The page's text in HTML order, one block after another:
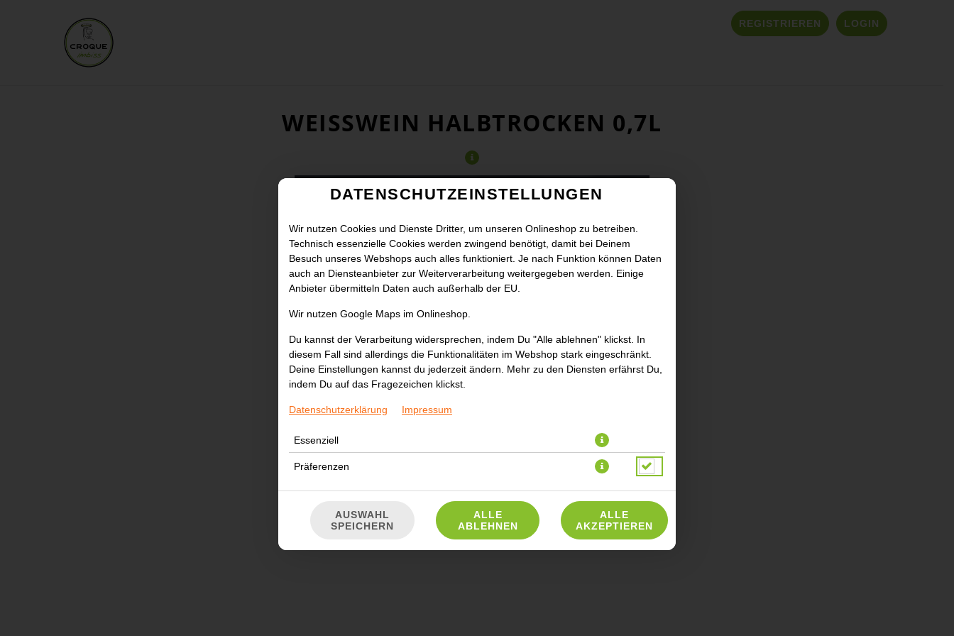
REGISTRIEREN LOGIN
WEISSWEIN HALBTROCKEN 0,7L
10,00 € *
* Die Preise können nach Auswahl des Stores variieren.
DATENSCHUTZEINSTELLUNGEN
Wir nutzen Cookies und Dienste Dritter, um unseren Onlineshop zu betreiben.
Technisch essenzielle Cookies werden zwingend benötigt, damit bei Deinem
Besuch unseres Webshops auch alles funktioniert. Je nach Funktion können Daten
auch an Diensteanbieter zur Weiterverarbeitung weitergegeben werden. Einige
Anbieter übermitteln Daten auch außerhalb der EU.
Wir nutzen Google Maps im Onlineshop.
Du kannst der Verarbeitung widersprechen, indem Du "Alle ablehnen" klickst. In
diesem Fall sind allerdings die Funktionalitäten im Webshop stark eingeschränkt.
Deine Einstellungen kannst du jederzeit ändern. Mehr zu den Diensten erfährst Du,
indem Du auf das Fragezeichen klickst.
Datenschutzerklärung Impressum
Essenziell
Präferenzen
AUSWAHL
SPEICHERN
ALLE
ABLEHNEN
ALLE
AKZEPTIEREN